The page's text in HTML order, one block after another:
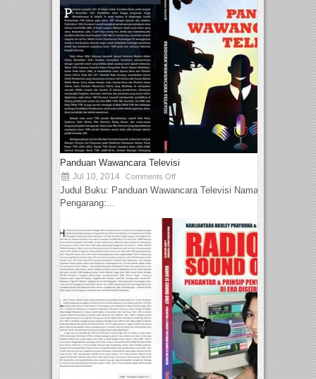
Panduan Wawancara Televisi
Jul 10, 2014 Comments Off
Judul Buku: Panduan Wawancara Televisi Nama
Pengarang:...